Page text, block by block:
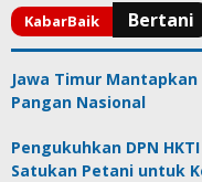
Jawa Timur
Pangan Nasional
Pengukuhkan DPN
Satukan Petani untuk